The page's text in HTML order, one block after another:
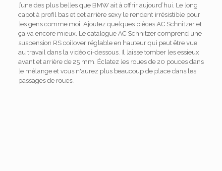
l’une des plus belles que BMW ait à offrir aujourd’hui. Le long
capot à profil bas et cet arrière sexy le rendent irrésistible pour
les gens comme moi. Ajoutez quelques pièces AC Schnitzer et
ça va encore mieux. Le catalogue AC Schnitzer comprend une
suspension RS coilover réglable en hauteur qui peut être vue
au travail dans la vidéo ci-dessous. Il laisse tomber les essieux
avant et arrière de 25 mm. Éclatez les roues de 20 pouces dans
le mélange et vous n'aurez plus beaucoup de place dans les
passages de roues.